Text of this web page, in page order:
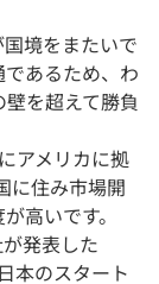
境をまたいで
あるため、わ
を超えて勝負
アメリカに拠
に住み市場開
高いです。
発表した
本のスタート